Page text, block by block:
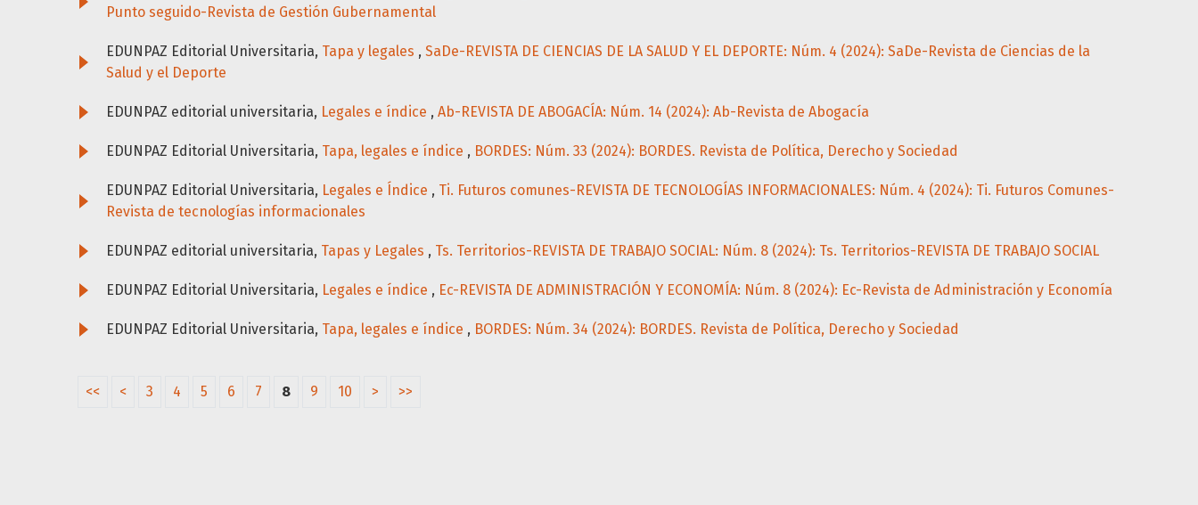
Punto seguido-Revista de Gestión Gubernamental
EDUNPAZ Editorial Universitaria, Tapa y legales , SaDe-REVISTA DE CIENCIAS DE LA SALUD Y EL DEPORTE: Núm. 4 (2024): SaDe-Revista de Ciencias de la
Salud y el Deporte
EDUNPAZ editorial universitaria, Legales e índice , Ab-REVISTA DE ABOGACÍA: Núm. 14 (2024): Ab-Revista de Abogacía
EDUNPAZ Editorial Universitaria, Tapa, legales e índice , BORDES: Núm. 33 (2024): BORDES. Revista de Política, Derecho y Sociedad
EDUNPAZ Editorial Universitaria, Legales e Índice , Ti. Futuros comunes-REVISTA DE TECNOLOGÍAS INFORMACIONALES: Núm. 4 (2024): Ti. Futuros Comunes-
Revista de tecnologías informacionales
EDUNPAZ editorial universitaria, Tapas y Legales , Ts. Territorios-REVISTA DE TRABAJO SOCIAL: Núm. 8 (2024): Ts. Territorios-REVISTA DE TRABAJO SOCIAL
EDUNPAZ Editorial Universitaria, Legales e índice , Ec-REVISTA DE ADMINISTRACIÓN Y ECONOMÍA: Núm. 8 (2024): Ec-Revista de Administración y Economía
EDUNPAZ Editorial Universitaria, Tapa, legales e índice , BORDES: Núm. 34 (2024): BORDES. Revista de Política, Derecho y Sociedad
<< < 3 4 5 6 7 8 9 10 > >>